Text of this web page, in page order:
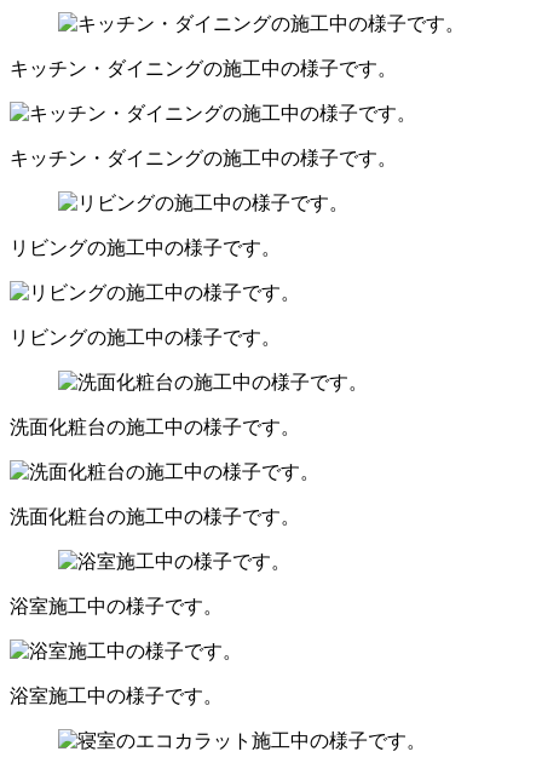
キッチン・ダイニングの施工中の様子です。
キッチン・ダイニングの施工中の様子です。
リビングの施工中の様子です。
リビングの施工中の様子です。
洗面化粧台の施工中の様子です。
洗面化粧台の施工中の様子です。
浴室施工中の様子です。
浴室施工中の様子です。